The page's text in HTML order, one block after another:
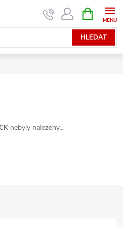
HLEDAT
NÁKUPNÍ
KOŠÍK
nebyly nalezeny...